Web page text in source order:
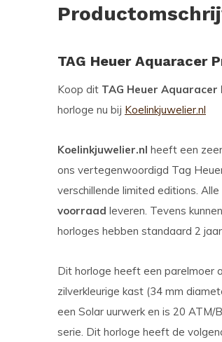
TAG Heuer Aquaracer
Koop dit TAG Heuer
horloge nu bij Koelinkjuwelier.nl
Koelinkjuwelier.nl heeft een
ons vertegenwoordigd Tag
verschillende limited editions.
voorraad leveren. Tevens
horloges hebben standaard 2
Dit horloge heeft een parelmoer
zilverkleurige kast (34 mm
een Solar uurwerk en is 20
serie. Dit horloge heeft de